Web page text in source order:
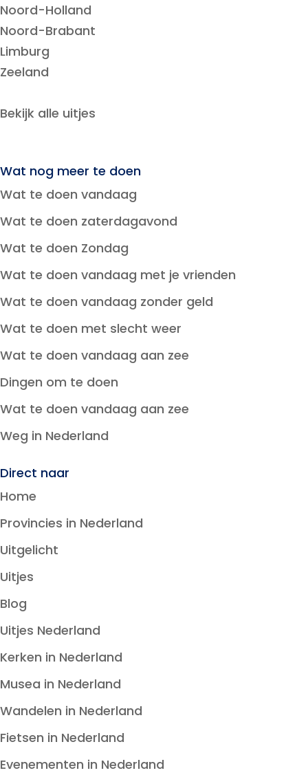
Noord-Holland
Noord-Brabant
Limburg
Zeeland
Bekijk alle uitjes
Wat nog meer te doen
Wat te doen vandaag
Wat te doen zaterdagavond
Wat te doen Zondag
Wat te doen vandaag met je vrienden
Wat te doen vandaag zonder geld
Wat te doen met slecht weer
Wat te doen vandaag aan zee
Dingen om te doen
Wat te doen vandaag aan zee
Weg in Nederland
Direct naar
Home
Provincies in Nederland
Uitgelicht
Uitjes
Blog
Uitjes Nederland
Kerken in Nederland
Musea in Nederland
Wandelen in Nederland
Fietsen in Nederland
Evenementen in Nederland